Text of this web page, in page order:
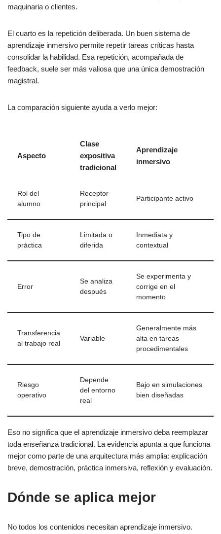
maquinaria o clientes.
El cuarto es la repetición deliberada. Un buen sistema de
aprendizaje inmersivo permite repetir tareas críticas hasta
consolidar la habilidad. Esa repetición, acompañada de
feedback, suele ser más valiosa que una única demostración
magistral.
La comparación siguiente ayuda a verlo mejor:
Aspecto
Clase
expositiva
tradicional
Aprendizaje
inmersivo
Rol del
alumno
Receptor
principal
Participante activo
Tipo de
práctica
Limitada o
diferida
Inmediata y
contextual
Error
Se analiza
después
Se experimenta y
corrige en el
momento
Transferencia
al trabajo real
Variable
Generalmente más
alta en tareas
procedimentales
Riesgo
operativo
Depende
del entorno
real
Bajo en simulaciones
bien diseñadas
Eso no significa que el aprendizaje inmersivo deba reemplazar
toda enseñanza tradicional. La evidencia apunta a que funciona
mejor como parte de una arquitectura más amplia: explicación
breve, demostración, práctica inmersiva, reflexión y evaluación.
Dónde se aplica mejor
No todos los contenidos necesitan aprendizaje inmersivo.